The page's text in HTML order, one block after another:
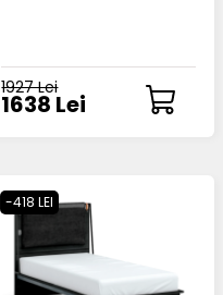
1927 Lei
1638 Lei
-418 LEI